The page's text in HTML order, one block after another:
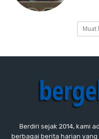
Muat
Berdiri sejak 2014, kami
berbagai berita harian